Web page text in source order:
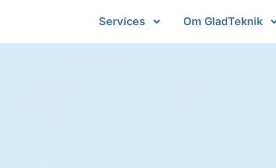
Services Om GladTeknik